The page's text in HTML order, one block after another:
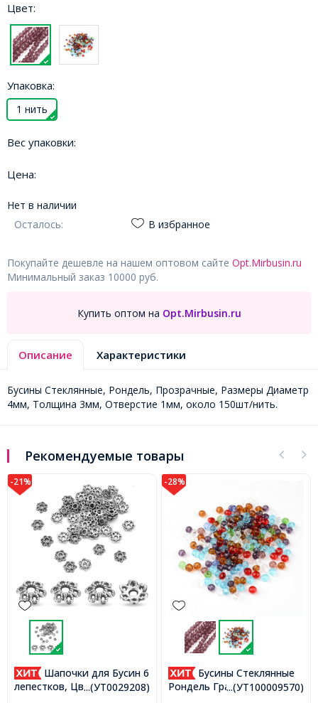
Цвет:
Упаковка:
1 нить
Вес упаковки:
Цена:
Нет в наличии
Осталось:
В избранное
Покупайте дешевле на нашем оптовом сайте Opt.Mirbusin.ru
Минимальный заказ 10000 руб.
Купить оптом на Opt.Mirbusin.ru
Описание Характеристики
Бусины Стеклянные, Рондель, Прозрачные, Размеры Диаметр
4мм, Толщина 3мм, Отверстие 1мм, около 150шт/нить.
Рекомендуемые товары
-28%
...(УТ100009570)
Бусины Стеклянные
Рондель Граненые
-28%
...(УТ100010825)
Застежка
Закручивающаяся, Латунь,